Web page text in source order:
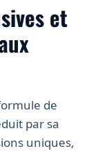
et
de
par sa
uniques,